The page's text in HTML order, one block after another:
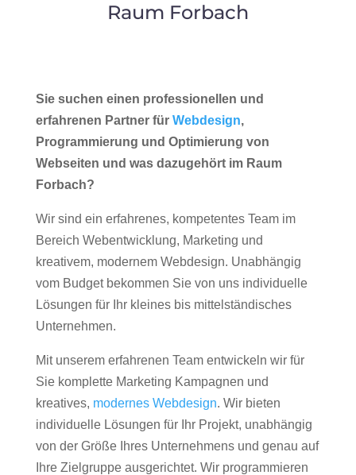
Raum Forbach
Sie suchen einen professionellen und
erfahrenen Partner für Webdesign,
Programmierung und Optimierung von
Webseiten und was dazugehört im Raum
Forbach?
Wir sind ein erfahrenes, kompetentes Team im
Bereich Webentwicklung, Marketing und
kreativem, modernem Webdesign. Unabhängig
vom Budget bekommen Sie von uns individuelle
Lösungen für Ihr kleines bis mittelständisches
Unternehmen.
Mit unserem erfahrenen Team entwickeln wir für
Sie komplette Marketing Kampagnen und
kreatives, modernes Webdesign. Wir bieten
individuelle Lösungen für Ihr Projekt, unabhängig
von der Größe Ihres Unternehmens und genau auf
Ihre Zielgruppe ausgerichtet. Wir programmieren